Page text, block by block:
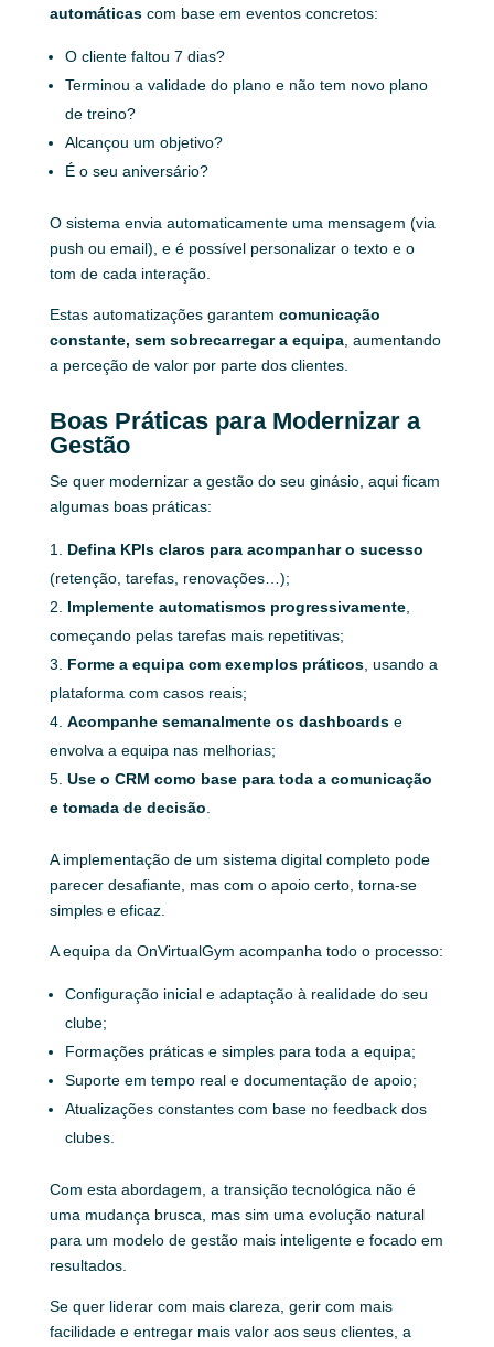
automáticascom base em eventos concretos:
O cliente faltou 7 dias?
Terminou a validade do plano e não tem novo plano
de treino?
Alcançou um objetivo?
É o seu aniversário?
O sistema envia automaticamente uma mensagem (via
push ou email), e é possível personalizar o texto e o
tom de cada interação.
Estas automatizações garantem comunicação
constante, sem sobrecarregar a equipa, aumentando
a perceção de valor por parte dos clientes.
Boas Práticas para Modernizar a
Gestão
Se quer modernizar a gestão do seu ginásio, aqui ficam
algumas boas práticas:
Defina KPIs claros para acompanhar o sucesso
(retenção, tarefas, renovações…);
Implemente automatismos progressivamente,
começando pelas tarefas mais repetitivas;
Forme a equipa com exemplos práticos, usando a
plataforma com casos reais;
Acompanhe semanalmente os dashboardse
envolva a equipa nas melhorias;
Use o CRM como base para toda a comunicação
e tomada de decisão
A implementação de um sistema digital completo pode
parecer desafiante, mas com o apoio certo, torna-se
simples e eficaz.
A equipa da OnVirtualGym acompanha todo o processo:
Configuração inicial e adaptação à realidade do seu
clube;
Formações práticas e simples para toda a equipa;
Suporte em tempo real e documentação de apoio;
Atualizações constantes com base no feedback dos
clubes.
Com esta abordagem, a transição tecnológica não é
uma mudança brusca, mas sim uma evolução natural
para um modelo de gestão mais inteligente e focado em
resultados.
Se quer liderar com mais clareza, gerir com mais
facilidade e entregar mais valor aos seus clientes, a